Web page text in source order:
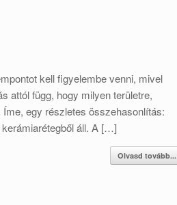
kell figyelembe venni, mivel
attól függ, hogy milyen területre,
egy részletes összehasonlítás:
áll. A […]
Olvasd tovább...